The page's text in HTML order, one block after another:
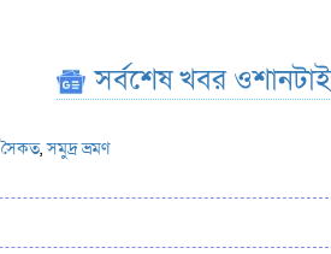
সর্বশেষ খবর
সৈকত,সমুদ্র ভ্রমণ